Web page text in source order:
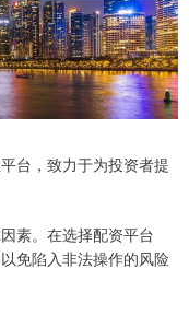
台，致力于为投资者提
素。在选择配资平台
免陷入非法操作的风险